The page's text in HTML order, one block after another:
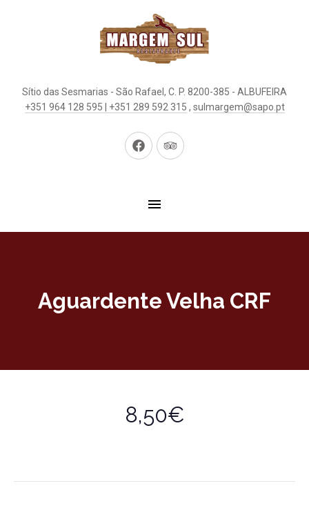
Sítio das Sesmarias - São Rafael, C. P. 8200-385 - ALBUFEIRA
+351 964 128 595 | +351 289 592 315 , sulmargem@sapo.pt
New
New
Aguardente Velha CRF
8,50€